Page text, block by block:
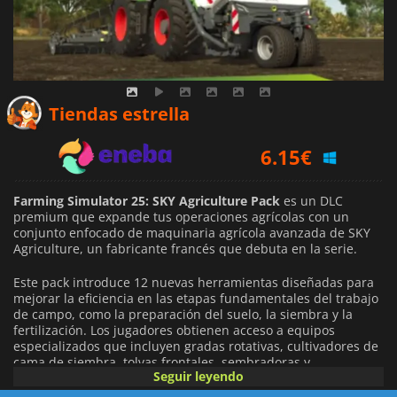
Tiendas estrella
6.15€
6.49€
Farming Simulator 25: SKY Agriculture Pack es un DLC
premium que expande tus operaciones agrícolas con un
conjunto enfocado de maquinaria agrícola avanzada de SKY
Agriculture, un fabricante francés que debuta en la serie.
Este pack introduce 12 nuevas herramientas diseñadas para
mejorar la eficiencia en las etapas fundamentales del trabajo
de campo, como la preparación del suelo, la siembra y la
fertilización. Los jugadores obtienen acceso a equipos
especializados que incluyen gradas rotativas, cultivadores de
cama de siembra, tolvas frontales, sembradoras y
esparcidores de fertilizantes, cada uno adaptado para flujos
Seguir leyendo